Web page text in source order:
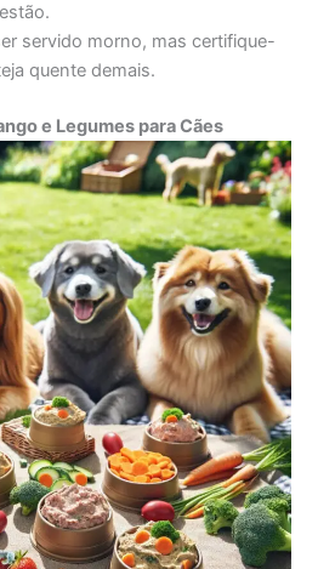
servido morno, mas certifique-
quente demais.
e Legumes para Cães